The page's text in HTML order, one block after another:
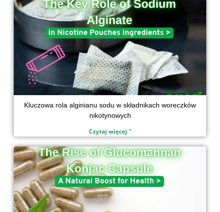
i
n
o
k
r p
p
Kluczowa rola alginianu sodu w składnikach woreczków
nikotynowych
Czytaj więcej "
StronaStronaStrona Strona